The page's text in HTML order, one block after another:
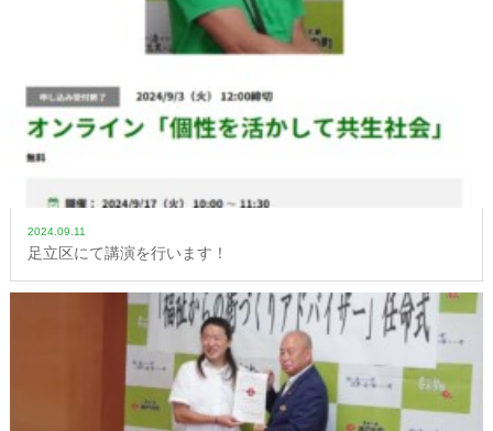
2024.09.11
足立区にて講演を行います！